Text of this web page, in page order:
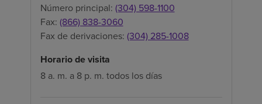
Número principal: (304) 598-1100
Fax: (866) 838-3060
Fax de derivaciones: (304) 285-1008
Horario de visita
8 a. m. a 8 p. m. todos los días